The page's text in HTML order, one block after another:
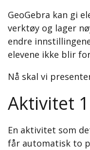
GeoGebra kan gi
verktøy og lager
endre
elevene ikke blir
Nå skal vi
Aktivitet
En aktivitet som
får automatisk to